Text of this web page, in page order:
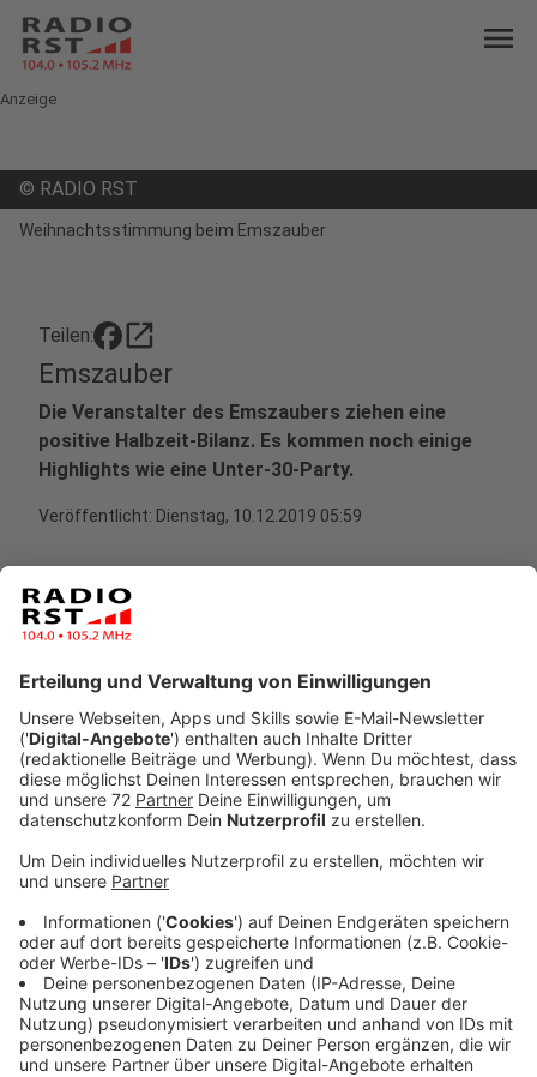
menu
Anzeige
© RADIO RST
Weihnachtsstimmung beim Emszauber
Teilen: open_in_new
Emszauber
Die Veranstalter des Emszaubers ziehen eine
positive Halbzeit-Bilanz. Es kommen noch einige
Highlights wie eine Unter-30-Party.
Veröffentlicht: Dienstag, 10.12.2019 05:59
Halbzeit beim Emszauber in Rheine
Anzeige
Der Emszauber ist der erneuerte Weihnachtsmarkt in
Rheine. Nach einer Woche zogen die Veranstalter eine
positive Zwischenbilanz. Am ersten Wochenende
besuchten mehrere tausend Menschen die Zelte und
Stände am Emsplateau.
Die Idee: Ein modernerer Weihnachtsmarkt auf Höhe
der Zeit, der anders als der alte Handwerksmarkt (der
dieses Jahr als eigener Nikolausmarkt auf das zweite